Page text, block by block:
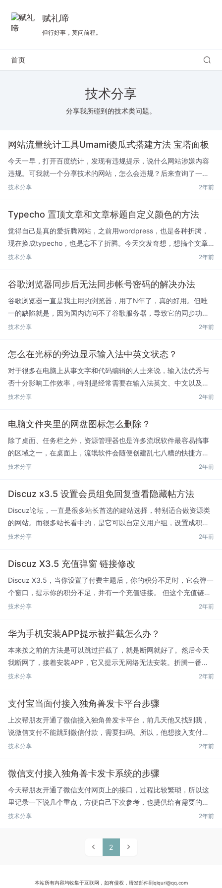
赋礼啼
但行好事，莫问前程。
首页
技术分享
分享我所碰到的技术类问题。
网站流量统计工具Umami傻瓜式搭建方法 宝塔面板
今天一早，打开百度统计，发现有违规提示，说什么网站涉嫌内容
违规。可我就一个分享技术的网站，怎么会违规？后来查询了一
圈，也不知道原因，好吧，那我就不用了，换工具。本来是想换谷
搜索...
技术分享 2年前
Typecho 置顶文章和文章标题自定义颜色的方法
觉得自己是真的爱折腾网站，之前用wordpress，也是各种折腾，
现在换成typecho，也是忘不了折腾。今天突发奇想，想搞个文章
置顶，并且还想让这个置顶的文章标题有个颜色，于是一顿搜索，
技术分享 2年前
谷歌浏览器同步后无法同步帐号密码的解决办法
谷歌浏览器一直是我主用的浏览器，用了N年了，真的好用。但唯
一的缺陷就是，因为国内访问不了谷歌服务器，导致它的同步功能
就略微有点麻烦，虽然不好解决，但还是有方法，这里就不多说。
同...
技术分享 2年前
怎么在光标的旁边显示输入法中英文状态？
对于很多在电脑上从事文字和代码编辑的人士来说，输入法优秀与
否十分影响工作效率，特别是经常需要在输入法英文、中文以及英
文大写之间不断切换的工作者，最烦的一件事恐怕就是每一次输入
解...
技术分享 2年前
电脑文件夹里的网盘图标怎么删除？
除了桌面、任务栏之外，资源管理器也是许多流氓软件最容易搞事
的区域之一，在桌面上，流氓软件会随便创建乱七八糟的快捷方
式，任务栏则是偷偷给你常驻。而对于资源管理器，流氓软件最常
W...
技术分享 2年前
Discuz x3.5 设置会员组免回复查看隐藏帖方法
Discuz论坛，一直是很多站长首选的建站选择，特别适合做资源类
的网站。而很多站长看中的，是它可以自定义用户组，设置成积分
购买用户组，类似于VIP会员。但是，Discuz默认的用户组功能，只
技术分享 2年前
Discuz X3.5 充值弹窗 链接修改
Discuz X3.5，当你设置了付费主题后，你的积分不足时，它会弹一
个窗口，提示你的积分不足，并有一个充值链接。 但这个充值链
接，默认是跳到了Discuz X3.5本身的充值页面，要知道Discuz
技术分享 2年前
华为手机安装APP提示被拦截怎么办？
本来按之前的方法是可以跳过拦截了，就是断网就好了。然后今天
我断网了，接着安装APP，它又提示无网络无法安装。折腾一番发
现了步骤：首先先断网，让它出现继续安装的界面，此时连上网
会...
技术分享 2年前
支付宝当面付接入独角兽发卡平台步骤
上次帮朋友开通了微信接入独角兽发卡平台，前几天他又找到我，
说微信支付不能跳到微信付款，需要扫码。所以，他想接入支付
宝，据说可以在手机上直接跳到支付宝付款。我研究了一下，今天
的朋...
技术分享 2年前
微信支付接入独角兽卡发卡系统的步骤
今天帮朋友开通了微信支付网页上的接口，过程比较繁琐，所以这
里记录一下说几个重点，方便自己下次参考，也提供给有需要的朋
友。现在的微信支付最好的是H5支付，这样可以直接从网站上跳转
技术分享 2年前
2
本站所有内容均收集于互联网，如有侵权，请发邮件到qiquri@qq.com